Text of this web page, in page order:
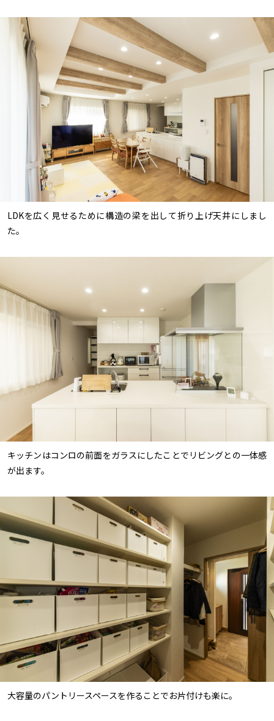
LDKを広く見せるために構造の梁を出して折り上げ天井にしまし
た。
キッチンはコンロの前面をガラスにしたことでリビングとの一体感
が出ます。
大容量のパントリースペースを作ることでお片付けも楽に。